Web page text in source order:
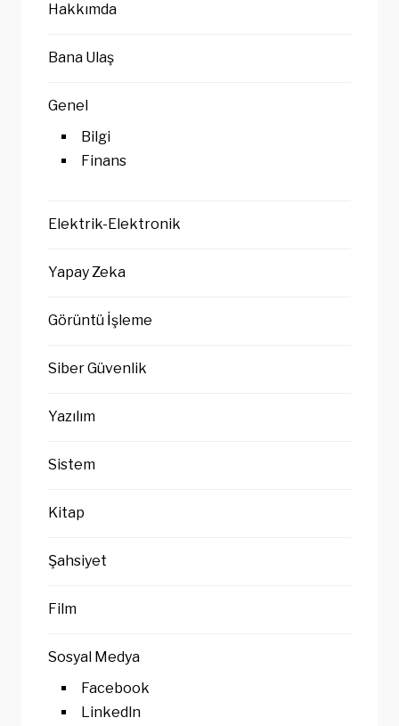
Hakkımda
Bana Ulaş
Genel
Bilgi
Finans
Elektrik-Elektronik
Yapay Zeka
Görüntü İşleme
Siber Güvenlik
Yazılım
Sistem
Kitap
Şahsiyet
Film
Sosyal Medya
Facebook
Linkedln